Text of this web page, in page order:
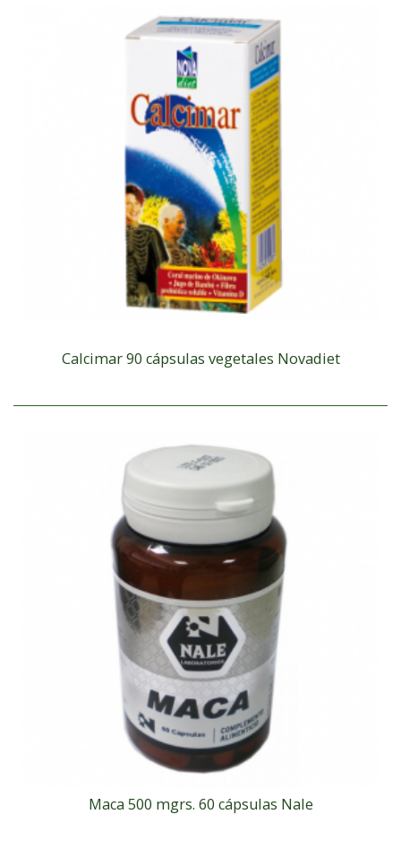
Calcimar 90 cápsulas vegetales Novadiet
Maca 500 mgrs. 60 cápsulas Nale